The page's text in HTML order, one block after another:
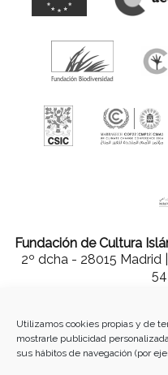
Utilizamos cookies propias y de
mostrarle publicidad
sus hábitos de navegación (por
Fundación de Cultura
2º dcha - 28015 Madrid |
Todos los materiales
internacionales de copyright y